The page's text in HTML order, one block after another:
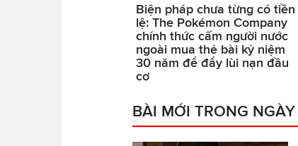
Biện pháp chưa từng có tiền
lệ: The Pokémon Company
chính thức cấm người nước
ngoài mua thẻ bài kỷ niệm
30 năm để đẩy lùi nạn đầu
cơ
BÀI MỚI TRONG NGÀY